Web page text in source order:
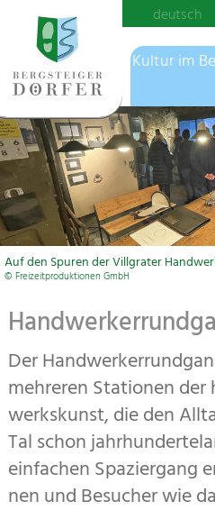
deutsch
Kultur im
Auf den Spuren der Villgrater
© Freizeitproduktionen GmbH
Der
mehreren Stationen
werks­kunst, die den
Tal schon
einfachen Spaziergang
nen und Besucher wie